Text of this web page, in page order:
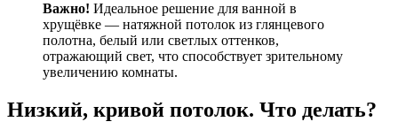
Важно! Идеальное решение для ванной в
хрущёвке — натяжной потолок из глянцевого
полотна, белый или светлых оттенков,
отражающий свет, что способствует зрительному
увеличению комнаты.
Низкий, кривой потолок. Что делать?